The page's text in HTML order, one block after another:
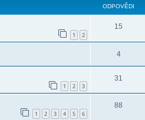
ODPOVĚDI
1 2
15
4
1 2 3
31
1 2 3 4 5 6
88